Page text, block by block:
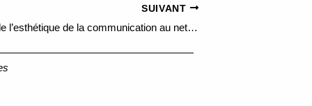
SUIVANT
Artmedia VIII : de l’esthétique de la communication au net art – From Aesthetics of Communication to Net Art